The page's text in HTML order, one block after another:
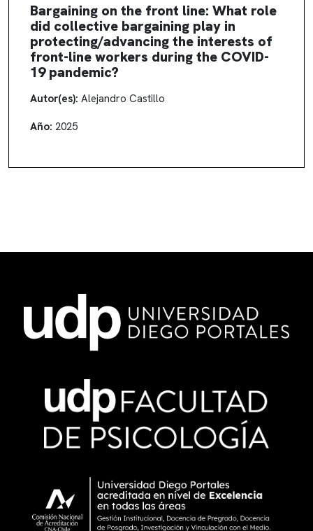
Bargaining on the front line: What role
did collective bargaining play in
protecting/advancing the interests of
front-line workers during the COVID-
19 pandemic?
Autor(es): Alejandro Castillo
Año: 2025